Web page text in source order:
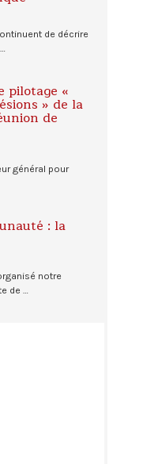
de décrire
pilotage «
» de la
de
général pour
: la
notre
de …